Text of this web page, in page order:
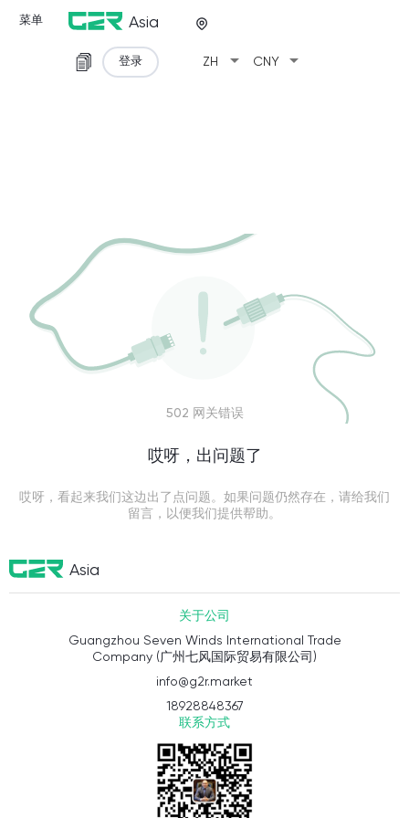
菜单 Asia
ZH arrow_drop_down CNY arrow_drop_down
登录
502 网关错误
哎呀，出问题了
哎呀，看起来我们这边出了点问题。如果问题仍然存在，请给我们
留言，以便我们提供帮助。
Asia
关于公司
Guangzhou Seven Winds International Trade
Company (广州七风国际贸易有限公司)
info@g2r.market
18928848367
联系方式